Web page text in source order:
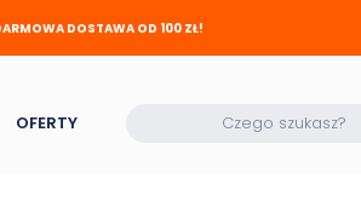
DOSTAWA OD 100 ZŁ!
OFERTY